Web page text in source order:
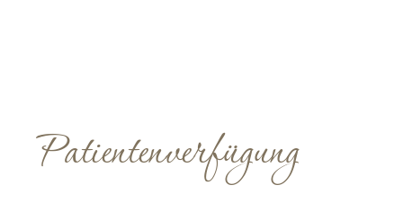
Patientenverfügung